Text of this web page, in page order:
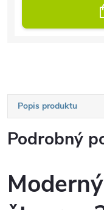
Popis produktu
Podrobný